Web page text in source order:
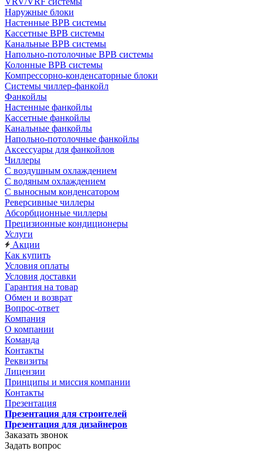
Наружные блоки
Настенные ВРВ системы
Кассетные ВРВ системы
Канальные ВРВ системы
Напольно-потолочные ВРВ системы
Колонные ВРВ системы
Компрессорно-конденсаторные блоки
Системы чиллер-фанкойл
Фанкойлы
Настенные фанкойлы
Кассетные фанкойлы
Канальные фанкойлы
Напольно-потолочные фанкойлы
Аксессуары для фанкойлов
Чиллеры
С воздушным охлаждением
С водяным охлаждением
С выносным конденсатором
Реверсивные чиллеры
Абсорбционные чиллеры
Прецизионные кондиционеры
Услуги
Акции
Как купить
Условия оплаты
Условия доставки
Гарантия на товар
Обмен и возврат
Вопрос-ответ
Компания
О компании
Команда
Контакты
Реквизиты
Лицензии
Принципы и миссия компании
Контакты
Презентация
Презентация для строителей
Презентация для дизайнеров
Заказать звонок
Задать вопрос